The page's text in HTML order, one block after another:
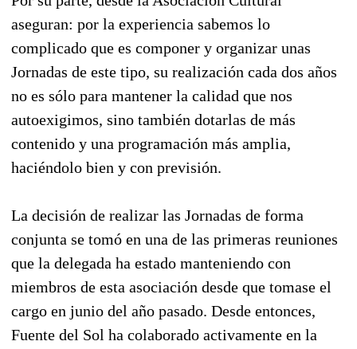
aseguran: por la experiencia sabemos lo
complicado que es componer y organizar unas
Jornadas de este tipo, su realización cada dos años
no es sólo para mantener la calidad que nos
autoexigimos, sino también dotarlas de más
contenido y una programación más amplia,
haciéndolo bien y con previsión.
La decisión de realizar las Jornadas de forma
conjunta se tomó en una de las primeras reuniones
que la delegada ha estado manteniendo con
miembros de esta asociación desde que tomase el
cargo en junio del año pasado. Desde entonces,
Fuente del Sol ha colaborado activamente en la